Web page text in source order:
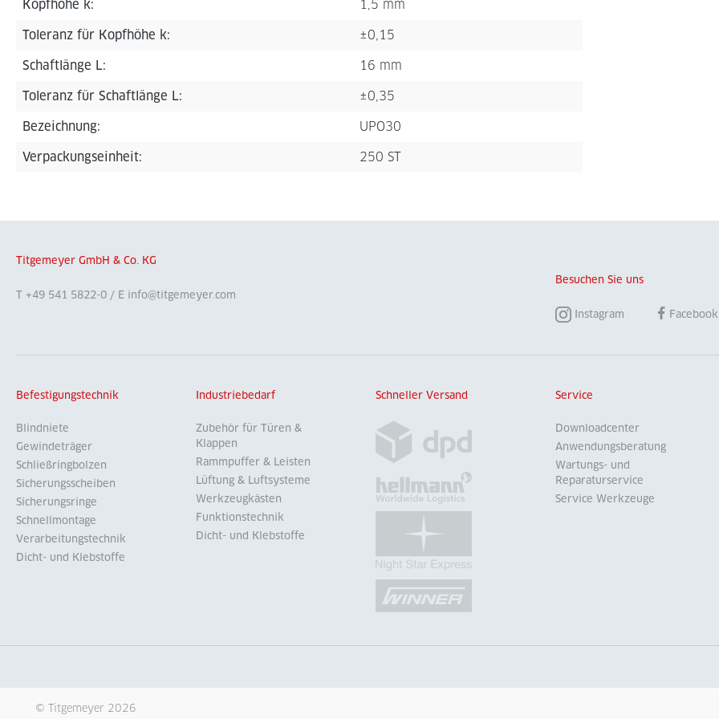
Kopfhöhe k: 1,5 mm
Toleranz für Kopfhöhe k: ±0,15
Schaftlänge L: 16 mm
Toleranz für Schaftlänge L: ±0,35
Bezeichnung: UPO30
Verpackungseinheit: 250 ST
Titgemeyer GmbH & Co. KG
T +49 541 5822-0 / E info@titgemeyer.com
Besuchen Sie uns
Instagram Facebook
Befestigungstechnik
Blindniete
Gewindeträger
Schließringbolzen
Sicherungsscheiben
Sicherungsringe
Schnellmontage
Verarbeitungstechnik
Dicht- und Klebstoffe
Industriebedarf
Zubehör für Türen &
Klappen
Rammpuffer & Leisten
Lüftung & Luftsysteme
Werkzeugkästen
Funktionstechnik
Dicht- und Klebstoffe
Schneller Versand Service
Downloadcenter
Anwendungsberatung
Wartungs- und
Reparaturservice
Service Werkzeuge
© Titgemeyer 2026